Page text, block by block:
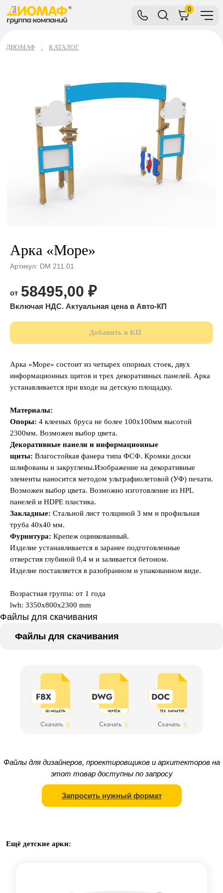
0
ДИОМАФ КАТАЛОГ
Арка «Море»
Артикул: DM 211.01
58495,00 ₽
Добавить в КП
Арка «Море» состоит из четырех опорных стоек, двух
информационных щитов и трех декоративных панелей. Арка
устанавливается при входе на детскую площадку.
Материалы:
Опоры: 4 клееных бруса не более 100х100мм высотой
2300мм. Возможен выбор цвета.
Декоративные панели и информационные
щиты: Влагостойкая фанера типа ФСФ. Кромки доски
шлифованы и закруглены.Изображение на декоративные
элементы наносится методом ультрафиолетовой (УФ) печати.
Возможен выбор цвета. Возможно изготовление из HPL
панелей и HDPE пластика.
Закладные: Стальной лист толщиной 3 мм и профильная
труба 40х40 мм.
Фурнитура: Крепеж оцинкованный.
Изделие устанавливается в заранее подготовленные
отверстия глубиной 0,4 м и заливается бетоном.
Изделие поставляется в разобранном и упакованном виде.
Возрастная группа: от 1 года
lwh: 3350x800x2300 mm
Файлы для скачивания
Файлы для скачивания
Файлы для дизайнеров, проектировщиков и архитекторов на
этот товар доступны по запросу
Запросить нужный формат
Ещё детские арки: